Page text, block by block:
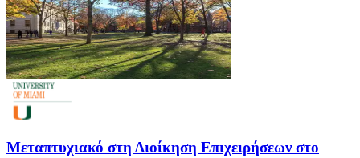
Μεταπτυχιακό στη Διοίκηση Επιχειρήσεων στο